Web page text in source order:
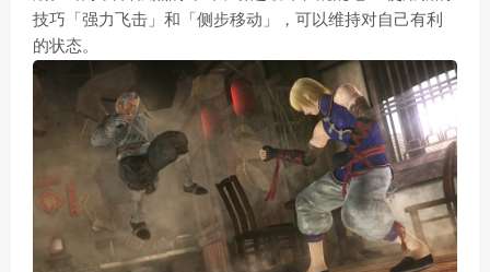
技巧「强力飞击」和「侧步移动」，可以维持对自己有利
的状态。